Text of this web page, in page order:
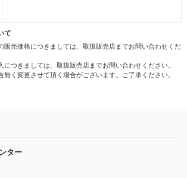
て
販売価格につきましては、取扱販売店までお問い合わせくだ
につきましては、取扱販売店までお問い合わせください。
無く変更させて頂く場合がございます。ご了承ください。
ター